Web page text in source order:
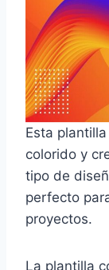
Esta
colorido y
tipo de
perfecto
proyectos.
La plantilla